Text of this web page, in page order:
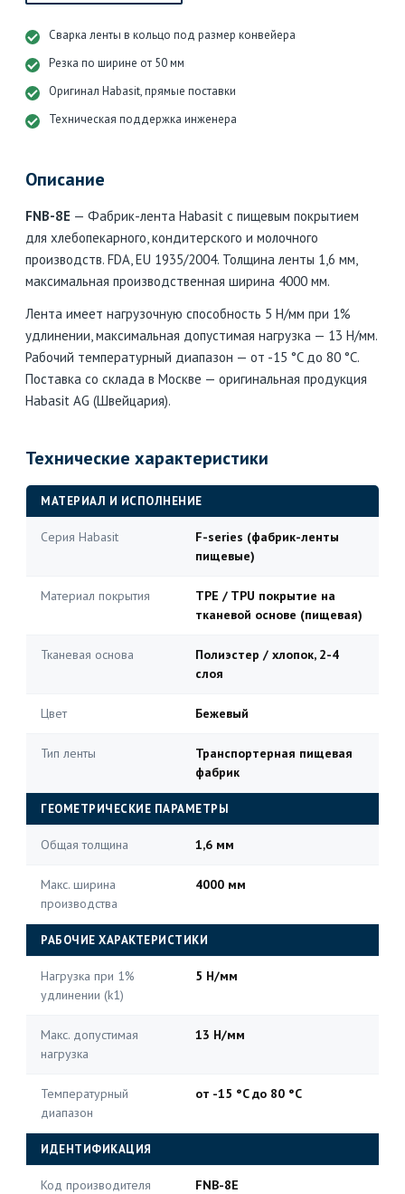
Сварка ленты в кольцо под размер конвейера
Резка по ширине от 50 мм
Оригинал Habasit, прямые поставки
Техническая поддержка инженера
Описание
FNB-8E — Фабрик-лента Habasit с пищевым покрытием
для хлебопекарного, кондитерского и молочного
производств. FDA, EU 1935/2004. Толщина ленты 1,6 мм,
максимальная производственная ширина 4000 мм.
Лента имеет нагрузочную способность 5 Н/мм при 1%
удлинении, максимальная допустимая нагрузка — 13 Н/мм.
Рабочий температурный диапазон — от -15 °C до 80 °C.
Поставка со склада в Москве — оригинальная продукция
Habasit AG (Швейцария).
Технические характеристики
МАТЕРИАЛ И ИСПОЛНЕНИЕ
Серия Habasit
F-series (фабрик-ленты
пищевые)
Материал покрытия
TPE / TPU покрытие на
тканевой основе (пищевая)
Тканевая основа
Полиэстер / хлопок, 2-4
слоя
Цвет Бежевый
Тип ленты
Транспортерная пищевая
фабрик
ГЕОМЕТРИЧЕСКИЕ ПАРАМЕТРЫ
Общая толщина 1,6 мм
Макс. ширина
производства
4000 мм
РАБОЧИЕ ХАРАКТЕРИСТИКИ
Нагрузка при 1%
удлинении (k1)
5 Н/мм
Макс. допустимая
нагрузка
13 Н/мм
Температурный
диапазон
от -15 °C до 80 °C
ИДЕНТИФИКАЦИЯ
Код производителя FNB-8E